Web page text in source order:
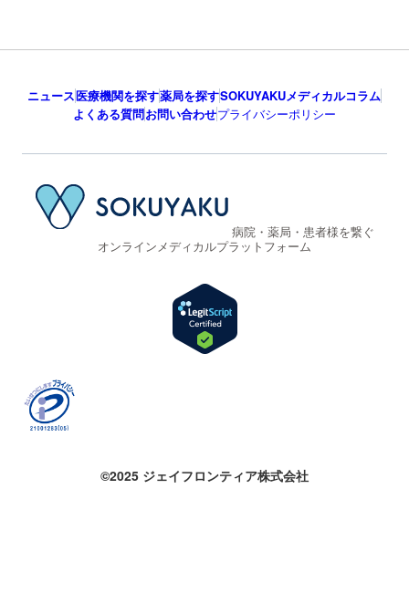
ニュース医療機関を探す薬局を探すSOKUYAKUメディカルコラム
よくある質問お問い合わせプライバシーポリシー
病院・薬局・患者様を繋ぐ
オンラインメディカルプラットフォーム
©2025 ジェイフロンティア株式会社